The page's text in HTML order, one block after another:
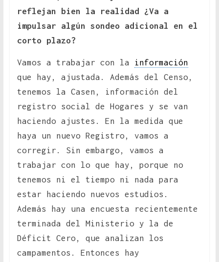
reflejan bien la realidad ¿Va a
impulsar algún sondeo adicional en el
corto plazo?
Vamos a trabajar con la
información
que hay, ajustada. Además del Censo,
tenemos la Casen, información del
registro social de Hogares y se van
haciendo ajustes. En la medida que
haya un nuevo Registro, vamos a
corregir. Sin embargo, vamos a
trabajar con lo que hay, porque no
tenemos ni el tiempo ni nada para
estar haciendo nuevos estudios.
Además hay una encuesta recientemente
terminada del Ministerio y la de
Déficit Cero, que analizan los
campamentos. Entonces hay